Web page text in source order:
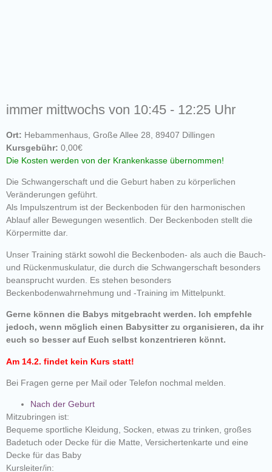
immer mittwochs von 10:45 - 12:25 Uhr
Ort: Hebammenhaus, Große Allee 28, 89407 Dillingen
Kursgebühr: 0,00€
Die Kosten werden von der Krankenkasse übernommen!
Die Schwangerschaft und die Geburt haben zu körperlichen
Veränderungen geführt.
Als Impulszentrum ist der Beckenboden für den harmonischen
Ablauf aller Bewegungen wesentlich. Der Beckenboden stellt die
Körpermitte dar.
Unser Training stärkt sowohl die Beckenboden- als auch die Bauch-
und Rückenmuskulatur, die durch die Schwangerschaft besonders
beansprucht wurden. Es stehen besonders
Beckenbodenwahrnehmung und -Training im Mittelpunkt.
Gerne können die Babys mitgebracht werden. Ich empfehle
jedoch, wenn möglich einen Babysitter zu organisieren, da ihr
euch so besser auf Euch selbst konzentrieren könnt.
Am 14.2. findet kein Kurs statt!
Bei Fragen gerne per Mail oder Telefon nochmal melden.
Nach der Geburt
Mitzubringen ist:
Bequeme sportliche Kleidung, Socken, etwas zu trinken, großes
Badetuch oder Decke für die Matte, Versichertenkarte und eine
Decke für das Baby
Kursleiter/in: